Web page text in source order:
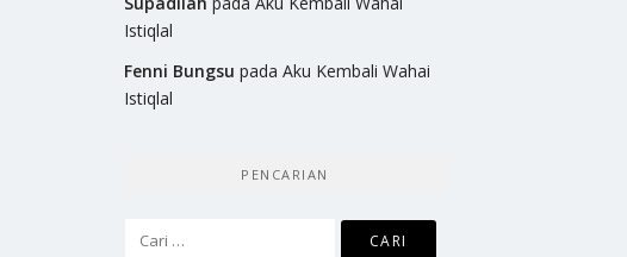
Istiqlal
Fenni Bungsu pada Aku Kembali Wahai
Istiqlal
PENCARIAN
Cari